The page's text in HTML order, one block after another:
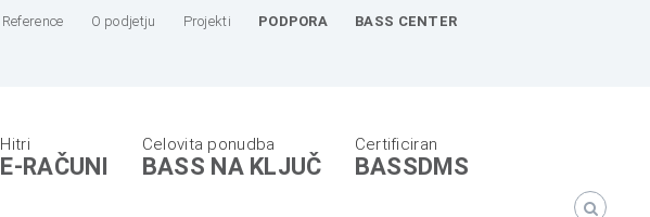
Reference O podjetju Projekti PODPORA BASS CENTER
E-RAČUNI BASS NA KLJUČ BASSDMS